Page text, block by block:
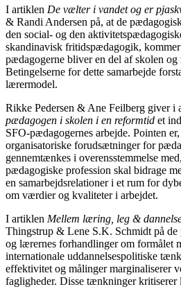
I artiklen De vælter i vandet og er
& Randi Andersen på, at de
den social- og den
skandinavisk fritidspædagogik, kommer
pædagogerne bliver en del af skolen
Betingelserne for dette samarbejde
lærermodel.
Rikke Pedersen & Ane Feilberg giver i
pædagogen i skolen i en reformtid et
SFO-pædagogernes arbejde. Pointen
organisatoriske forudsætninger for
gennemtænkes i overensstemmelse
pædagogiske profession skal bidrage
en samarbejdsrelationer i et rum for
om værdier og kvaliteter i arbejdet.
I artiklen Mellem læring, leg &
Thingstrup & Lene S.K. Schmidt på de
og lærernes forhandlinger om formålet
internationale uddannelsespolitiske
effektivitet og målinger marginaliserer
fagligheder. Disse tænkninger